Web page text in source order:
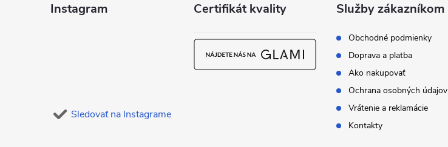
Instagram
Sledovať na Instagrame
Certifikát kvality Služby zákazníkom
Obchodné podmienky
Doprava a platba
Ako nakupovať
Ochrana osobných údajov
Vrátenie a reklamácie
Kontakty